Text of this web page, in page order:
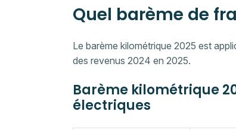
Quel barème de
Le barème kilométrique 2025 est
des revenus 2024 en 2025.
Barème kilométrique
électriques